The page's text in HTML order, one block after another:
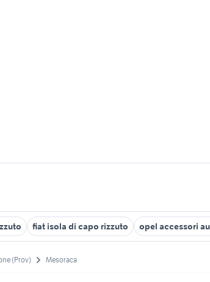
fiat isola di capo rizzuto opel accessori
(Prov) Mesoraca